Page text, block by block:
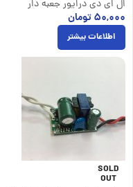
ال ای دی درایور جعبه دار
۵۰,۰۰۰تومان
اطلاعات بیشتر
SOLD
OUT